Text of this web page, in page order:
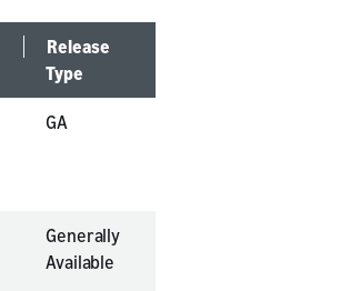
Release
Type
GA
Generally
Available